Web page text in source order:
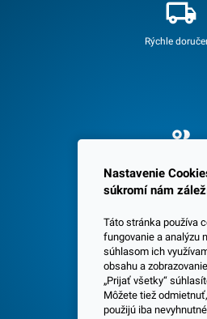
Rýchle
Spokojných 3600
Centrála a
Nastavenie
súkromí nám
Táto stránka používa
fungovanie a analýzu
súhlasom ich
obsahu a
„Prijať všetky“
Môžete tiež
použijú iba